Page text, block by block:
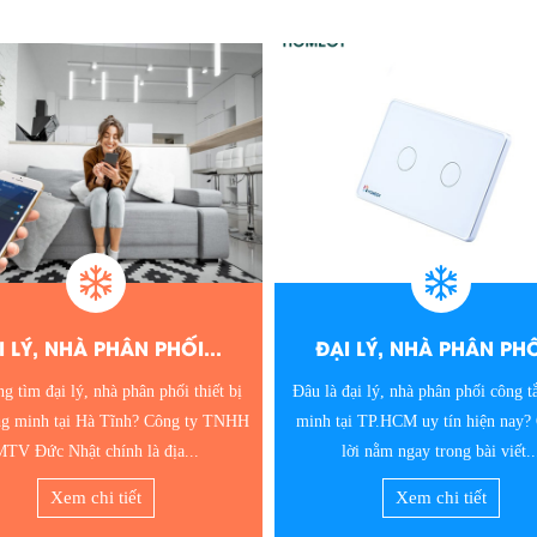
LÝ, NHÀ PHÂN PHỐI...
lý, nhà phân phối công tắc thông
TP.HCM uy tín hiện nay? Câu trả
nằm ngay trong bài viết...
Xem chi tiết
ĐẠI LÝ, NHÀ PHÂN
Nếu vẫn đang tìm kiếm nhà phân
tắc thông minh tại Bình Dương.
niềm tin tại công ty TNHH
Xem chi tiết